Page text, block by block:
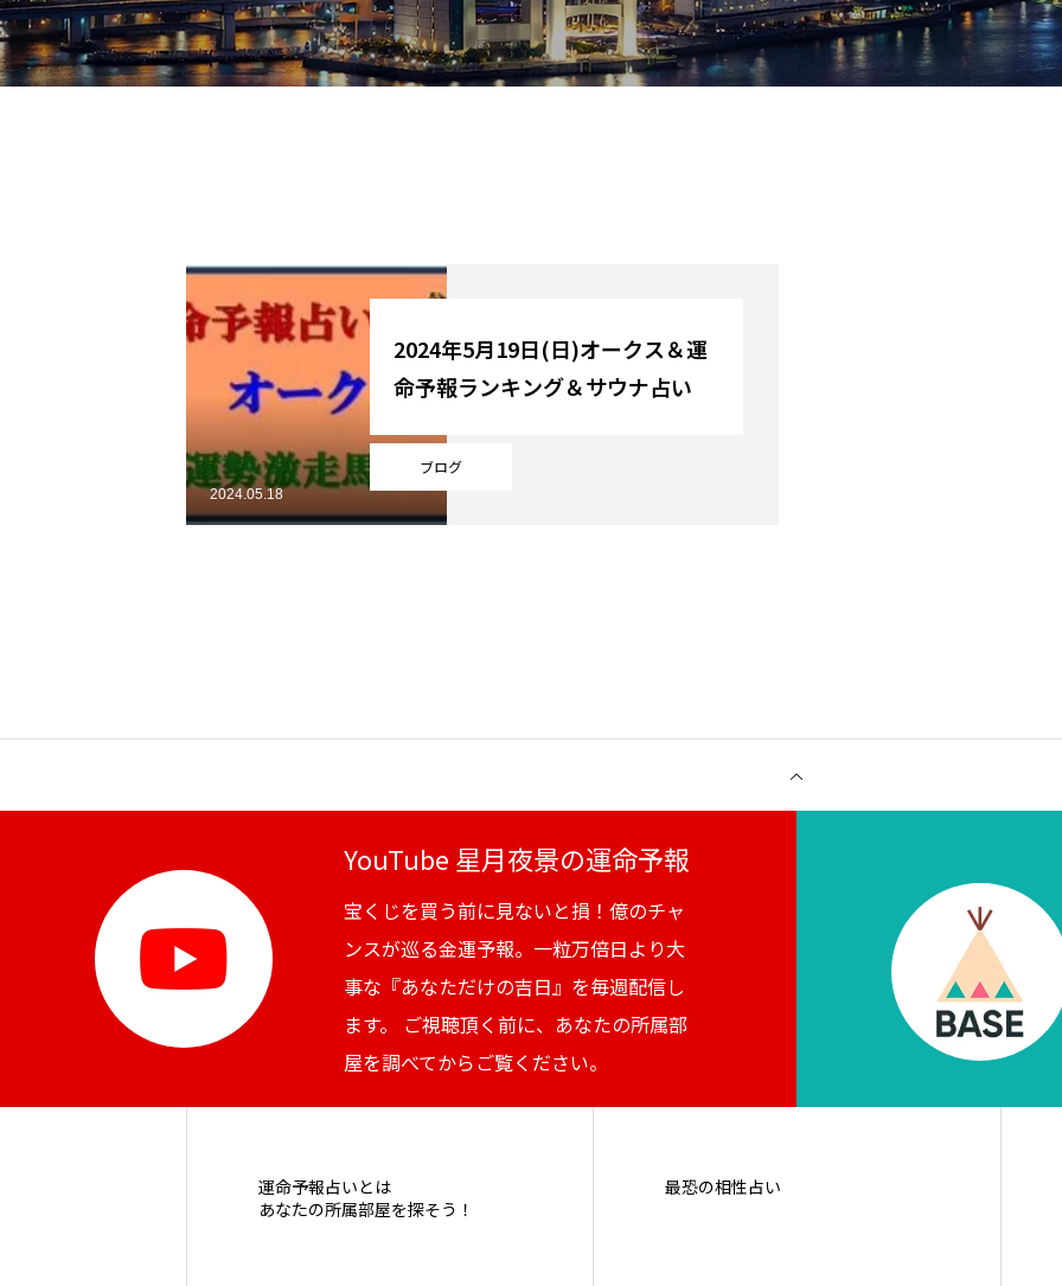
テニス四大大会・五輪
YouTube
Online Store
ブログ
2024年5月19日(日)オークス＆運
命予報ランキング＆サウナ占い
2024.05.18
YouTube 星月夜景の運命予報
宝くじを買う前に見ないと損！億のチャ
ンスが巡る金運予報。一粒万倍日より大
事な『あなただけの吉日』を毎週配信し
ます。 ご視聴頂く前に、あなたの所属部
屋を調べてからご覧ください。
運命予報占いとは
あなたの所属部屋を探そう！
最恐の相性占い